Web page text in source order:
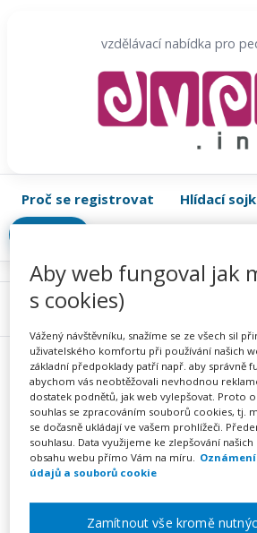
vzdělávací nabídka pro
Proč se registrovat Hlídací
Formativní
praxi – kurz na klíč
PořádáINFRA, s.r.o.
Aby web fungoval jak
s cookies)
Vážený návštěvníku, snažíme se ze všech sil
uživatelského komfortu při používání našich
základní předpoklady patří např. aby správně
abychom vás neobtěžovali nevhodnou
dostatek podnětů, jak web vylepšovat. Proto
souhlas se zpracováním souborů cookies, tj.
se dočasně ukládají ve vašem prohlížeči.
souhlasu. Data využijeme ke zlepšování
obsahu webu přímo Vám na míru.
údajů a souborů cookie
Zamítnout vše kromě